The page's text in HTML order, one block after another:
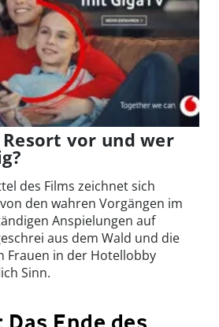
vor und wer
des Films zeichnet sich
den wahren Vorgängen im
Anspielungen auf
aus dem Wald und die
Frauen in der Hotellobby
Sinn.